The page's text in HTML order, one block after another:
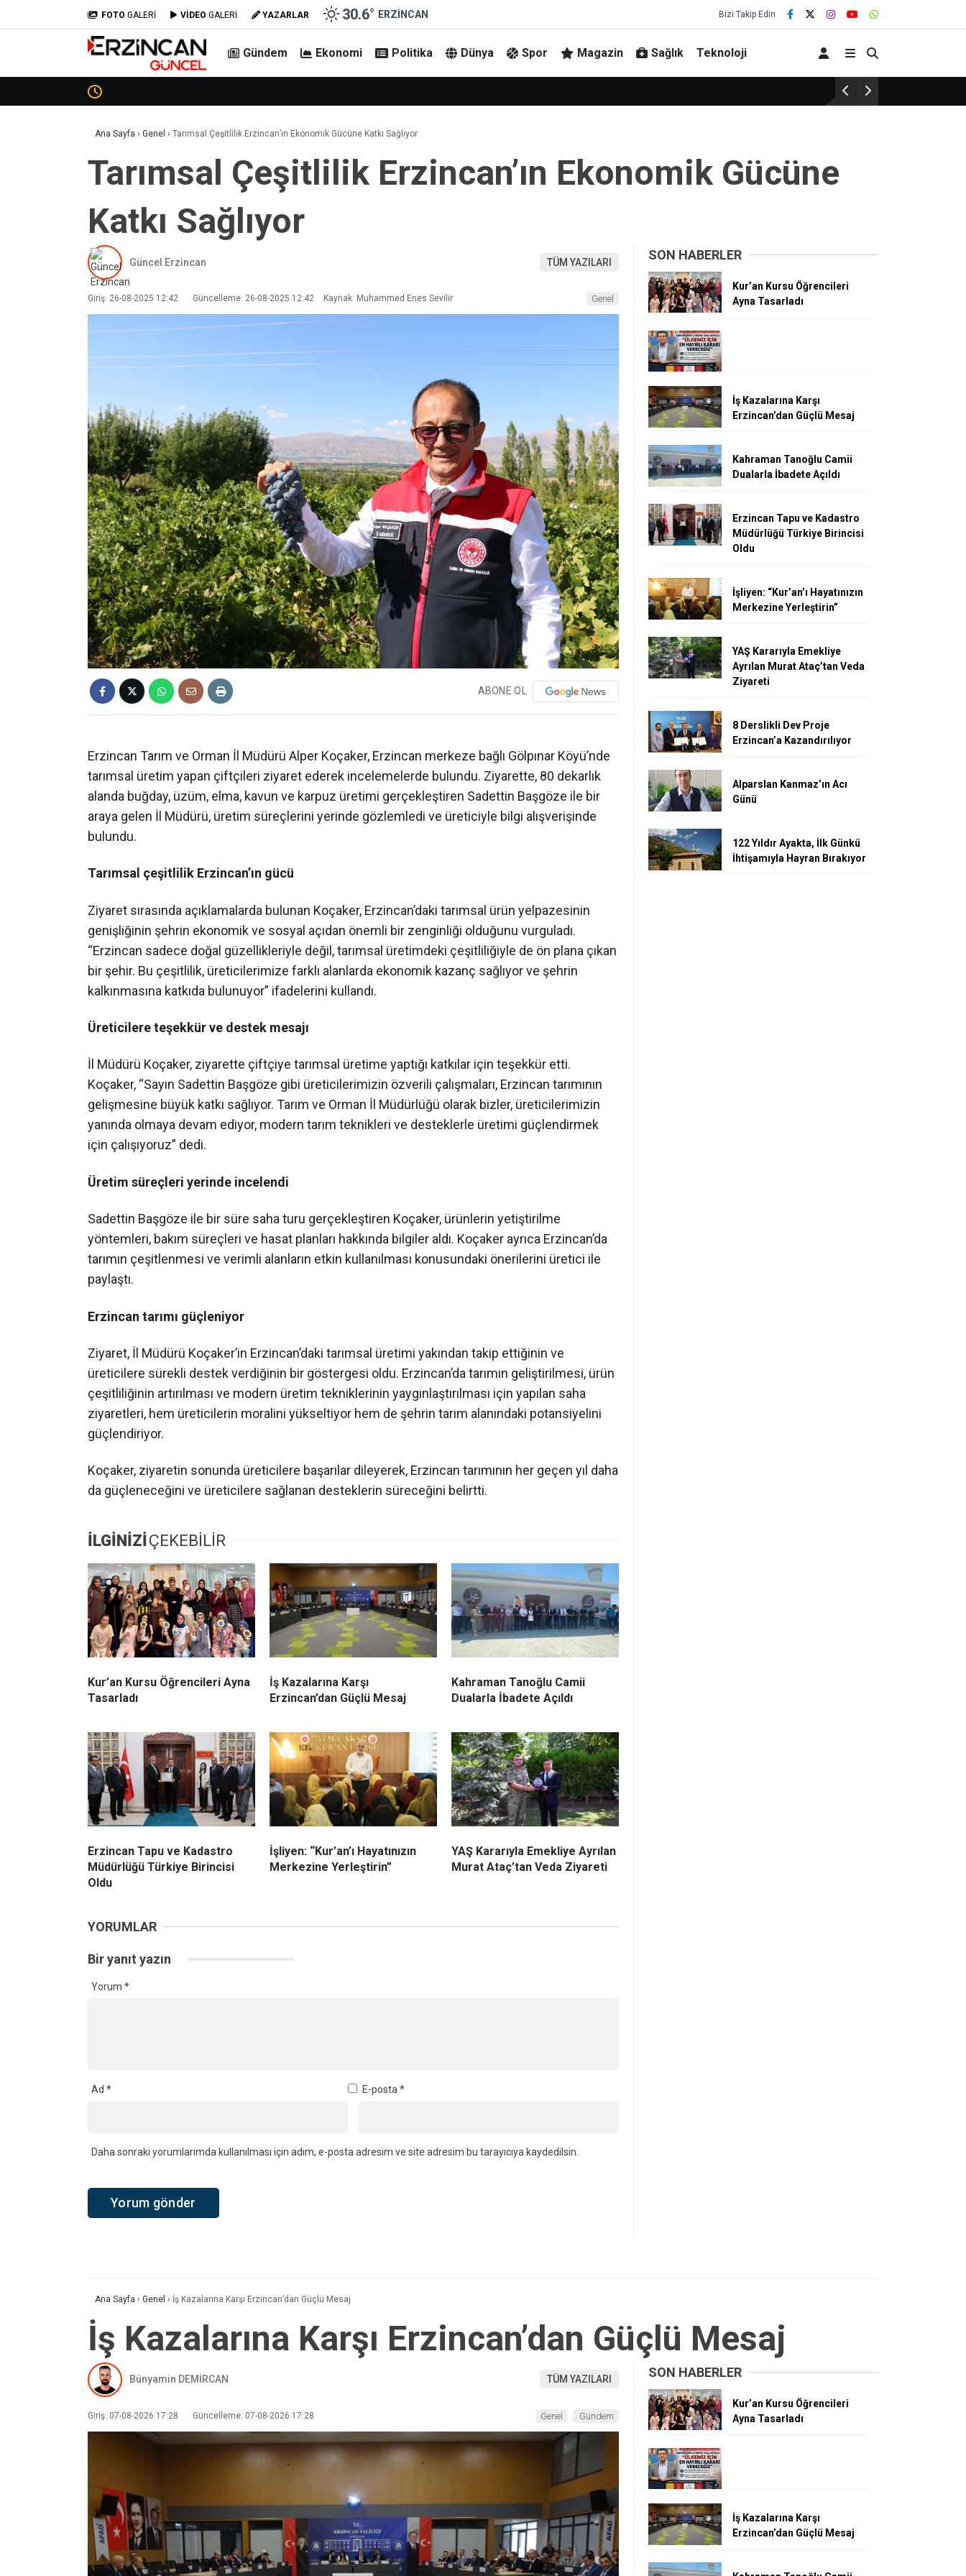
FOTO GALERİ VİDEO GALERİ YAZARLAR 30.6° ERZINCAN Bizi Takip Edin
Gündem Ekonomi Politika Dünya Spor Magazin Sağlık Teknoloji
Erzincanspor’un
Ana Sayfa › Genel › Tarımsal Çeşitlilik Erzincan’ın Ekonomik Gücüne Katkı Sağlıyor
Tarımsal Çeşitlilik Erzincan’ın Ekonomik Gücüne
Katkı Sağlıyor
Güncel Erzincan TÜM YAZILARI
Giriş: 26-08-2025 12:42 Güncelleme: 26-08-2025 12:42 Kaynak: Muhammed Enes Sevilir Genel
ABONE OL
Erzincan Tarım ve Orman İl Müdürü Alper Koçaker, Erzincan merkeze bağlı Gölpınar Köyü’nde
tarımsal üretim yapan çiftçileri ziyaret ederek incelemelerde bulundu. Ziyarette, 80 dekarlık
alanda buğday, üzüm, elma, kavun ve karpuz üretimi gerçekleştiren Sadettin Başgöze ile bir
araya gelen İl Müdürü, üretim süreçlerini yerinde gözlemledi ve üreticiyle bilgi alışverişinde
bulundu.
Tarımsal çeşitlilik Erzincan’ın gücü
Ziyaret sırasında açıklamalarda bulunan Koçaker, Erzincan’daki tarımsal ürün yelpazesinin
genişliğinin şehrin ekonomik ve sosyal açıdan önemli bir zenginliği olduğunu vurguladı.
“Erzincan sadece doğal güzellikleriyle değil, tarımsal üretimdeki çeşitliliğiyle de ön plana çıkan
bir şehir. Bu çeşitlilik, üreticilerimize farklı alanlarda ekonomik kazanç sağlıyor ve şehrin
kalkınmasına katkıda bulunuyor” ifadelerini kullandı.
Üreticilere teşekkür ve destek mesajı
İl Müdürü Koçaker, ziyarette çiftçiye tarımsal üretime yaptığı katkılar için teşekkür etti.
Koçaker, “Sayın Sadettin Başgöze gibi üreticilerimizin özverili çalışmaları, Erzincan tarımının
gelişmesine büyük katkı sağlıyor. Tarım ve Orman İl Müdürlüğü olarak bizler, üreticilerimizin
yanında olmaya devam ediyor, modern tarım teknikleri ve desteklerle üretimi güçlendirmek
için çalışıyoruz” dedi.
Üretim süreçleri yerinde incelendi
Sadettin Başgöze ile bir süre saha turu gerçekleştiren Koçaker, ürünlerin yetiştirilme
yöntemleri, bakım süreçleri ve hasat planları hakkında bilgiler aldı. Koçaker ayrıca Erzincan’da
tarımın çeşitlenmesi ve verimli alanların etkin kullanılması konusundaki önerilerini üretici ile
paylaştı.
Erzincan tarımı güçleniyor
Ziyaret, İl Müdürü Koçaker’in Erzincan’daki tarımsal üretimi yakından takip ettiğinin ve
üreticilere sürekli destek verdiğinin bir göstergesi oldu. Erzincan’da tarımın geliştirilmesi, ürün
çeşitliliğinin artırılması ve modern üretim tekniklerinin yaygınlaştırılması için yapılan saha
ziyaretleri, hem üreticilerin moralini yükseltiyor hem de şehrin tarım alanındaki potansiyelini
güçlendiriyor.
Koçaker, ziyaretin sonunda üreticilere başarılar dileyerek, Erzincan tarımının her geçen yıl daha
da güçleneceğini ve üreticilere sağlanan desteklerin süreceğini belirtti.
İLGİNİZİÇEKEBİLİR
Kur’an Kursu Öğrencileri Ayna
Tasarladı
İş Kazalarına Karşı
Erzincan’dan Güçlü Mesaj
Kahraman Tanoğlu Camii
Dualarla İbadete Açıldı
Erzincan Tapu ve Kadastro
Müdürlüğü Türkiye Birincisi
Oldu
İşliyen: “Kur’an’ı Hayatınızın
Merkezine Yerleştirin”
YAŞ Kararıyla Emekliye Ayrılan
Murat Ataç’tan Veda Ziyareti
YORUMLAR
Bir yanıt yazın
Yorum *
Ad * E-posta *
Daha sonraki yorumlarımda kullanılması için adım, e-posta adresim ve site adresim bu tarayıcıya kaydedilsin.
SON HABERLER
Kur’an Kursu Öğrencileri
Ayna Tasarladı
İş Kazalarına Karşı
Erzincan’dan Güçlü Mesaj
Kahraman Tanoğlu Camii
Dualarla İbadete Açıldı
Erzincan Tapu ve Kadastro
Müdürlüğü Türkiye Birincisi
Oldu
İşliyen: “Kur’an’ı Hayatınızın
Merkezine Yerleştirin”
YAŞ Kararıyla Emekliye
Ayrılan Murat Ataç’tan Veda
Ziyareti
8 Derslikli Dev Proje
Erzincan’a Kazandırılıyor
Alparslan Kanmaz’ın Acı
Günü
122 Yıldır Ayakta, İlk Günkü
İhtişamıyla Hayran Bırakıyor
Ana Sayfa › Genel › İş Kazalarına Karşı Erzincan’dan Güçlü Mesaj
İş Kazalarına Karşı Erzincan’dan Güçlü Mesaj
Bünyamin DEMİRCAN TÜM YAZILARI
Giriş: 07-08-2026 17:28 Güncelleme: 07-08-2026 17:28 Genel Gündem
SON HABERLER
Kur’an Kursu Öğrencileri
Ayna Tasarladı
İş Kazalarına Karşı
Erzincan’dan Güçlü Mesaj